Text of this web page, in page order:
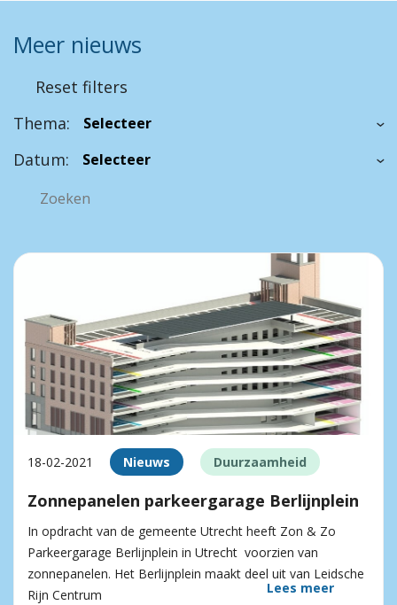
Meer nieuws
Reset filters
Thema:
Datum:
18-02-2021 Nieuws Duurzaamheid
Zonnepanelen parkeergarage Berlijnplein
In opdracht van de gemeente Utrecht heeft Zon & Zo
Parkeergarage Berlijnplein in Utrecht voorzien van
zonnepanelen. Het Berlijnplein maakt deel uit van Leidsche
Rijn Centrum
Lees meer